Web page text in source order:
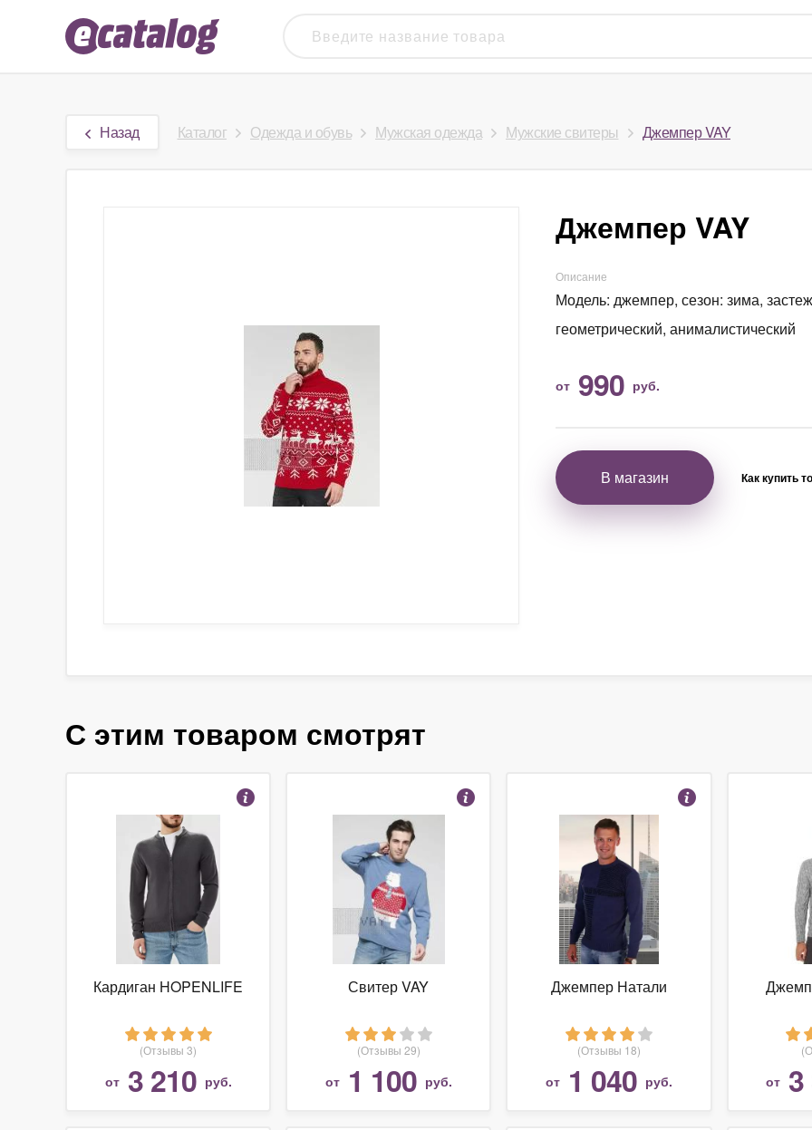
Назад Каталог Одежда и обувь Мужская одежда Мужские свитеры Джемпер VAY
Джемпер VAY
Описание
Модель: джемпер, сезон: зима,
геометрический, анималистический
от 990 руб.
В магазин Как купить
С этим товаром смотрят
Кардиган HOPENLIFE
(Отзывы 3)
от 3 210 руб.
Свитер VAY
(Отзывы 29)
от 1 100 руб.
Джемпер Натали
(Отзывы 18)
от 1 040 руб. от